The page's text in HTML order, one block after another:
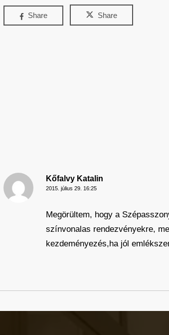
Share Share
Kőfalvy Katalin
2015. július 29. 16:25
Megörültem, hogy a
színvonalas rendezvényekre,
kezdeményezés,ha jól